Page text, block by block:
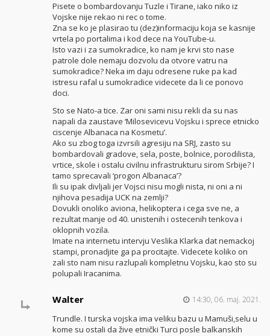
Pisete o bombardovanju Tuzle i Tirane, iako niko iz
Vojske nije rekao ni rec o tome.
Zna se ko je plasirao tu (dez)informaciju koja se kasnije
vrtela po portalima i kod dece na YouTube-u.
Isto vazi i za sumokradice, ko nam je krvi sto nase
patrole dole nemaju dozvolu da otvore vatru na
sumokradice? Neka im daju odresene ruke pa kad
istresu rafal u sumokradice videcete da li ce ponovo
doci.
Sto se Nato-a tice. Zar oni sami nisu rekli da su nas
napali da zaustave ‘Milosevicevu Vojsku i sprece etnicko
ciscenje Albanaca na Kosmetu’.
Ako su zbog toga izvrsili agresiju na SRJ, zasto su
bombardovali gradove, sela, poste, bolnice, porodilista,
vrtice, skole i ostalu civilnu infrastrukturu sirom Srbije? I
tamo sprecavali ‘progon Albanaca’?
Ili su ipak divljali jer Vojsci nisu mogli nista, ni oni a ni
njihova pesadija UCK na zemlji?
Dovukli onoliko aviona, helikoptera i cega sve ne, a
rezultat manje od 40. unistenih i ostecenih tenkova i
oklopnih vozila.
Imate na internetu intervju Veslika Klarka dat nemackoj
stampi, pronadjite ga pa procitajte. Videcete koliko on
zali sto nam nisu razlupali kompletnu Vojsku, kao sto su
polupali Iracanima.
Walter 14:30, 06. maj. 2021.
Trundle. I turska vojska ima veliku bazu u Mamuši,selu u
kome su ostali da žive etnički Turci posle balkanskih